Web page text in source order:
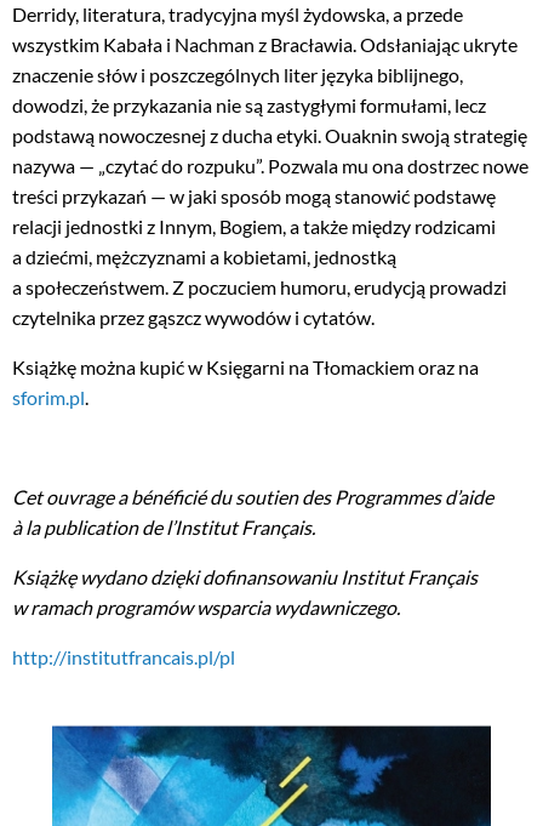
Derridy, literatura, tradycyjna myśl żydowska, a przede
wszystkim Kabała i Nachman z Bracławia. Odsłaniając ukryte
znaczenie słów i poszczególnych liter języka biblijnego,
dowodzi, że przykazania nie są zastygłymi formułami, lecz
podstawą nowoczesnej z ducha etyki. Ouaknin swoją strategię
nazywa — „czytać do rozpuku”. Pozwala mu ona dostrzec nowe
treści przykazań — w jaki sposób mogą stanowić podstawę
relacji jednostki z Innym, Bogiem, a także między rodzicami
a dziećmi, mężczyznami a kobietami, jednostką
a społeczeństwem. Z poczuciem humoru, erudycją prowadzi
czytelnika przez gąszcz wywodów i cytatów.
Książkę można kupić w Księgarni na Tłomackiem oraz na
sforim.pl.
Cet ouvrage a bénéficié du soutien des Programmes d’aide
à la publication de l’Institut Français.
Książkę wydano dzięki dofinansowaniu Institut Français
w ramach programów wsparcia wydawniczego.
http://institutfrancais.pl/pl